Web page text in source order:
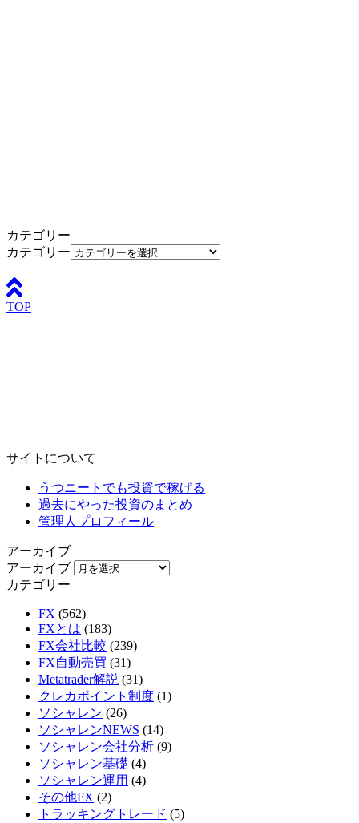
カテゴリー
カテゴリー
TOP
サイトについて
うつニートでも投資で稼げる
過去にやった投資のまとめ
管理人プロフィール
アーカイブ
アーカイブ
カテゴリー
FX (562)
FXとは (183)
FX会社比較 (239)
FX自動売買 (31)
Metatrader解説 (31)
クレカポイント制度 (1)
ソシャレン (26)
ソシャレンNEWS (14)
ソシャレン会社分析 (9)
ソシャレン基礎 (4)
ソシャレン運用 (4)
その他FX (2)
トラッキングトレード (5)